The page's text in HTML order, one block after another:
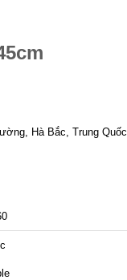
Hà Bắc, Trung Quốc